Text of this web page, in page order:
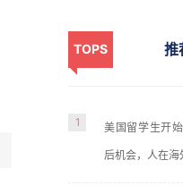
TOPS 推
1 美国留学生开
后机会，人在